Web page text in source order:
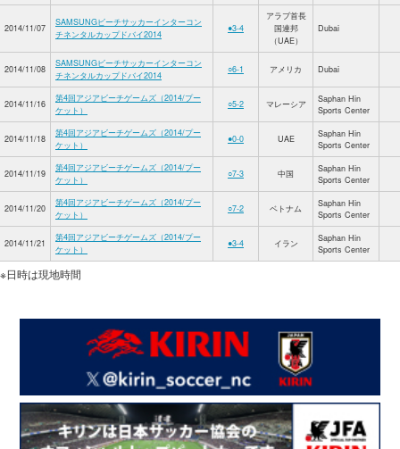
2014/11/07
SAMSUNGビーチサッカーインターコン
チネンタルカップドバイ2014
●3-4
アラブ首長
国連邦
（UAE）
Dubai
2014/11/08
SAMSUNGビーチサッカーインターコン
チネンタルカップドバイ2014
○6-1 アメリカ Dubai
2014/11/16
第4回アジアビーチゲームズ（2014/プー
ケット）
○5-2 マレーシア
Saphan Hin
Sports Center
2014/11/18
第4回アジアビーチゲームズ（2014/プー
ケット）
●0-0 UAE
Saphan Hin
Sports Center
2014/11/19
第4回アジアビーチゲームズ（2014/プー
ケット）
○7-3 中国
Saphan Hin
Sports Center
2014/11/20
第4回アジアビーチゲームズ（2014/プー
ケット）
○7-2 ベトナム
Saphan Hin
Sports Center
2014/11/21
第4回アジアビーチゲームズ（2014/プー
ケット）
●3-4 イラン
Saphan Hin
Sports Center
※日時は現地時間